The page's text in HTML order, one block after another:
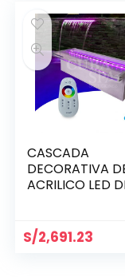
CASCADA
DECORATIVA
ACRILICO LED
S/2,691.23